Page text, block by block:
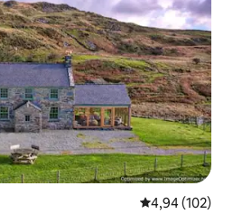
Évaluation
4,94 (102)